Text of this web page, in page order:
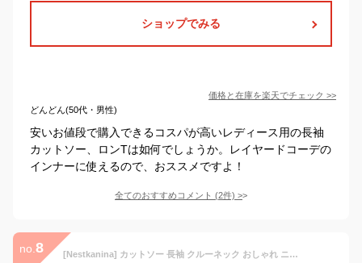
ショップでみる
価格と在庫を楽天でチェック >>
どんどん(50代・男性)
安いお値段で購入できるコスパが高いレディース用の長袖
カットソー、ロンTは如何でしょうか。レイヤードコーデの
インナーに使えるので、おススメですよ！
全てのおすすめコメント (2件) >
no. 8 [Nestkanina] カットソー 長袖 クルーネック おしゃれ ニット きれいめ インナー 無地 丸首 トップス Tシャツ ロンT ストレッチ スリム タイト 上品 着やせ レディース TSHT045 (L, ホワイト)